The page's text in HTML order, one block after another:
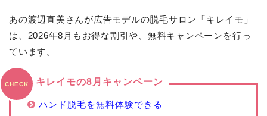
あの渡辺直美さんが広告モデルの脱毛サロン「キレイモ」
は、2026年8月もお得な割引や、無料キャンペーンを行っ
ています。
CHECK キレイモの8月キャンペーン
ハンド脱毛を無料体験できる